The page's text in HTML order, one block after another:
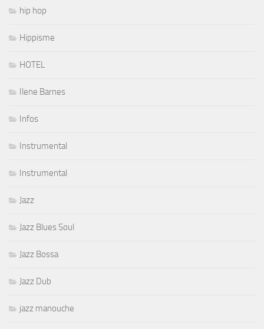
hip hop
Hippisme
HOTEL
Ilene Barnes
Infos
Instrumental
Instrumental
Jazz
Jazz Blues Soul
Jazz Bossa
Jazz Dub
jazz manouche